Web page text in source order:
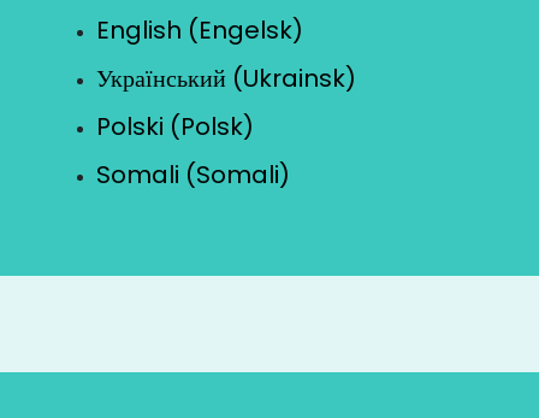
English (Engelsk)
Український (Ukrainsk)
Polski (Polsk)
Somali (Somali)